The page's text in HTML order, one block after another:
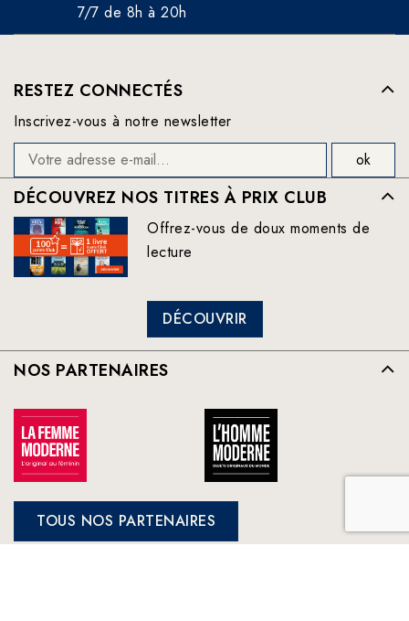
7/7 de 8h à 20h
RESTEZ CONNECTÉS
Inscrivez-vous à notre newsletter
DÉCOUVREZ NOS TITRES À PRIX CLUB
Offrez-vous de doux moments de
lecture
DÉCOUVRIR
NOS PARTENAIRES
TOUS NOS PARTENAIRES